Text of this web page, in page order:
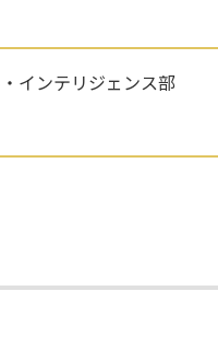
インテリジェンス部